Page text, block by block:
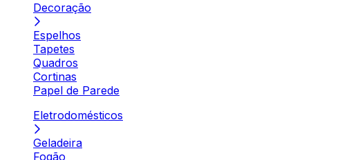
Decoração
Espelhos
Tapetes
Quadros
Cortinas
Papel de Parede
Eletrodomésticos
Geladeira
Fogão